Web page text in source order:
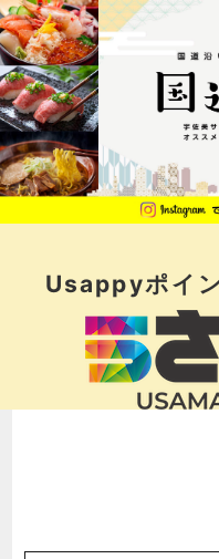
Usappyポイ